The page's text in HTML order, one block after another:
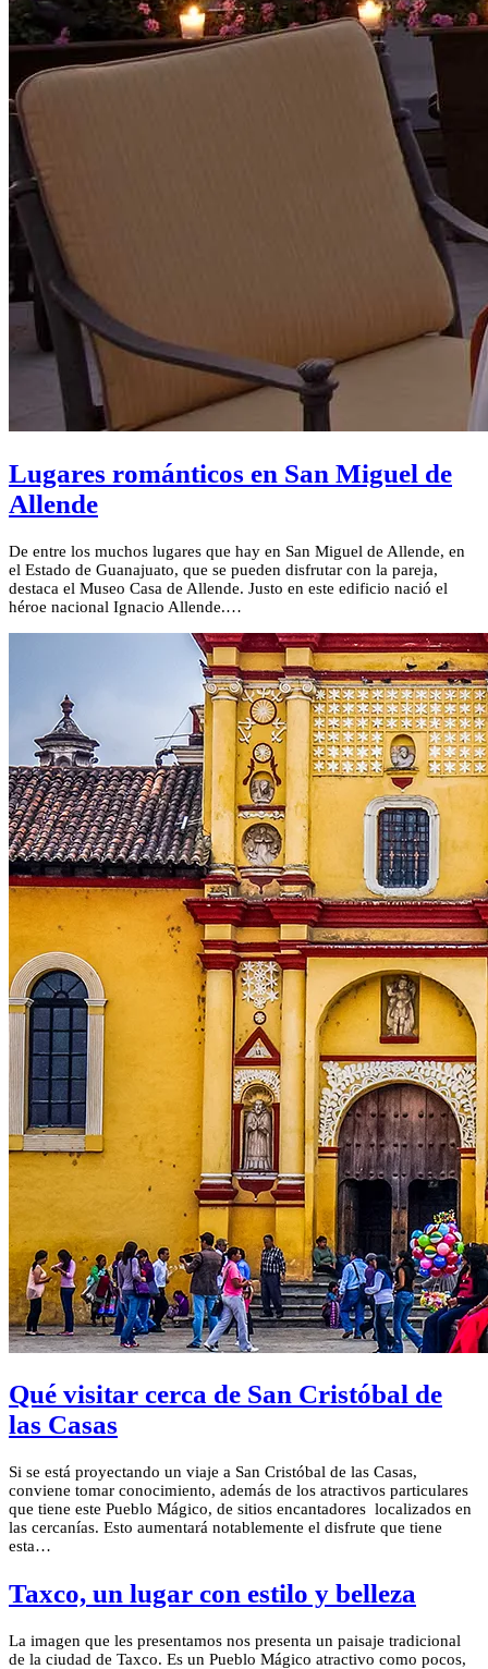
Lugares románticos en San Miguel de
Allende
De entre los muchos lugares que hay en San Miguel de Allende, en
el Estado de Guanajuato, que se pueden disfrutar con la pareja,
destaca el Museo Casa de Allende. Justo en este edificio nació el
héroe nacional Ignacio Allende.…
Qué visitar cerca de San Cristóbal de
las Casas
Si se está proyectando un viaje a San Cristóbal de las Casas,
conviene tomar conocimiento, además de los atractivos particulares
que tiene este Pueblo Mágico, de sitios encantadores localizados en
las cercanías. Esto aumentará notablemente el disfrute que tiene
esta…
Taxco, un lugar con estilo y belleza
La imagen que les presentamos nos presenta un paisaje tradicional
de la ciudad de Taxco. Es un Pueblo Mágico atractivo como pocos,